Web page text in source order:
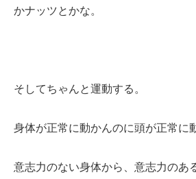
かナッツとかな。
そしてちゃんと運動する。
身体が正常に動かんのに頭が正常に
意志力のない身体から、意志力のあ